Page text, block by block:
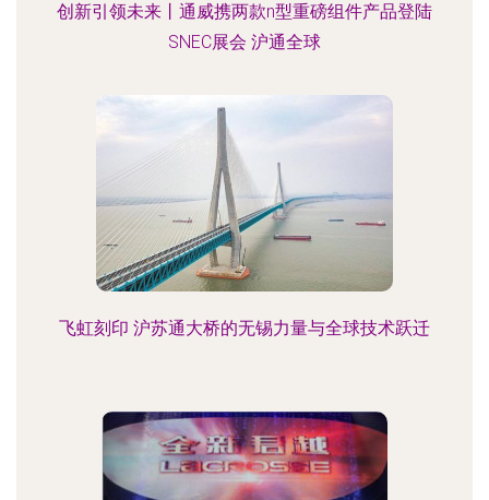
创新引领未来丨通威携两款n型重磅组件产品登陆
SNEC展会 沪通全球
飞虹刻印 沪苏通大桥的无锡力量与全球技术跃迁